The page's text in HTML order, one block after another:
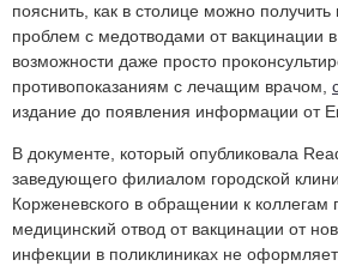
пояснить, как в столице можно
проблем с медотводами от вакцинации
возможности даже просто
противопоказаниям с лечащим врачом,
издание до появления информации от
В документе, который опубликовала
заведующего филиалом городской
Корженевского в обращении к коллегам
медицинский отвод от вакцинации от
инфекции в поликлиниках не